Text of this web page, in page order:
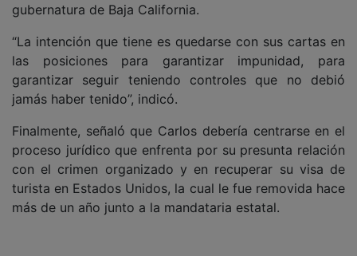
gubernatura de Baja California.
“La intención que tiene es quedarse con sus cartas en
las posiciones para garantizar impunidad, para
garantizar seguir teniendo controles que no debió
jamás haber tenido”, indicó.
Finalmente, señaló que Carlos debería centrarse en el
proceso jurídico que enfrenta por su presunta relación
con el crimen organizado y en recuperar su visa de
turista en Estados Unidos, la cual le fue removida hace
más de un año junto a la mandataria estatal.